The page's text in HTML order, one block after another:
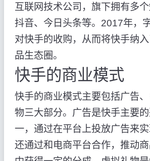
互联网技术公司，旗下拥有多
抖音、今日头条等。2017年，
对快手的收购，从而将快手纳
品生态圈。
快手的商业模式
快手的商业模式主要包括广告
物三大部分。广告是快手主要
一，通过在平台上投放广告来
还通过和电商平台合作，推动